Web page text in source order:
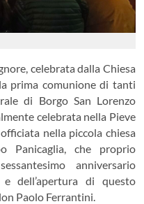
celebrata dalla Chiesa
prima comunione di tanti
di Borgo San Lorenzo
celebrata nella Pieve
nella piccola chiesa
Panicaglia, che proprio
anniversario
e dell’apertura di questo
Paolo Ferrantini.